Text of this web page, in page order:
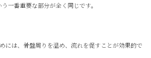
一番重要な部分が全く同じです。
には、骨盤周りを温め、流れを促すことが効果的で